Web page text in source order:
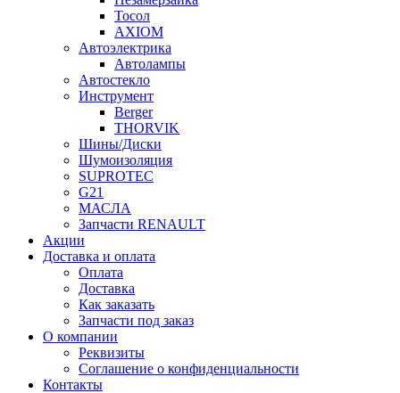
Тосол
AXIOM
Автоэлектрика
Автолампы
Автостекло
Инструмент
Berger
THORVIK
Шины/Диски
Шумоизоляция
SUPROTEC
G21
МАСЛА
Запчасти RENAULT
Акции
Доставка и оплата
Оплата
Доставка
Как заказать
Запчасти под заказ
О компании
Реквизиты
Соглашение о конфиденциальности
Контакты